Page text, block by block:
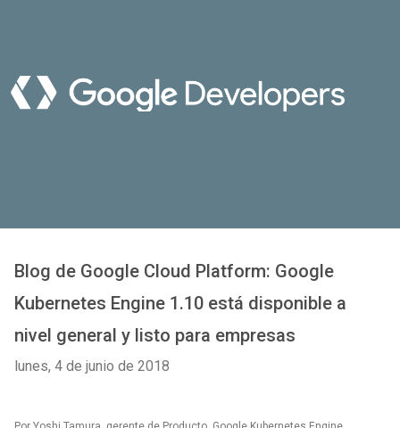
Blog de Google Cloud Platform: Google
Kubernetes Engine 1.10 está disponible a
nivel general y listo para empresas
lunes, 4 de junio de 2018